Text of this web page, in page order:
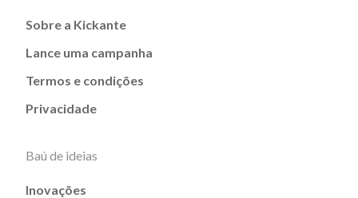
Sobre a Kickante
Lance uma campanha
Termos e condições
Privacidade
Baú de ideias
Inovações